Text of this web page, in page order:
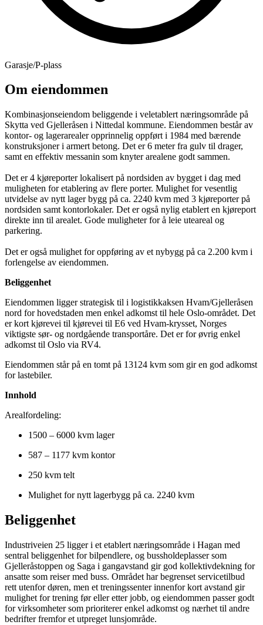
Garasje/P-plass
Om eiendommen
Kombinasjonseiendom beliggende i veletablert næringsområde på
Skytta ved Gjelleråsen i Nittedal kommune. Eiendommen består av
kontor- og lagerarealer opprinnelig oppført i 1984 med bærende
konstruksjoner i armert betong. Det er 6 meter fra gulv til drager,
samt en effektiv messanin som knyter arealene godt sammen.
Det er 4 kjøreporter lokalisert på nordsiden av bygget i dag med
muligheten for etablering av flere porter. Mulighet for vesentlig
utvidelse av nytt lager bygg på ca. 2240 kvm med 3 kjøreporter på
nordsiden samt kontorlokaler. Det er også nylig etablert en kjøreport
direkte inn til arealet. Gode muligheter for å leie uteareal og
parkering.
Det er også mulighet for oppføring av et nybygg på ca 2.200 kvm i
forlengelse av eiendommen.
Beliggenhet
Eiendommen ligger strategisk til i logistikkaksen Hvam/Gjelleråsen
nord for hovedstaden men enkel adkomst til hele Oslo-området. Det
er kort kjørevei til kjørevei til E6 ved Hvam-krysset, Norges
viktigste sør- og nordgående transportåre. Det er for øvrig enkel
adkomst til Oslo via RV4.
Eiendommen står på en tomt på 13124 kvm som gir en god adkomst
for lastebiler.
Innhold
Arealfordeling:
1500 – 6000 kvm lager
587 – 1177 kvm kontor
250 kvm telt
Mulighet for nytt lagerbygg på ca. 2240 kvm
Beliggenhet
Industriveien 25 ligger i et etablert næringsområde i Hagan med
sentral beliggenhet for bilpendlere, og bussholdeplasser som
Gjelleråstoppen og Saga i gangavstand gir god kollektivdekning for
ansatte som reiser med buss. Området har begrenset servicetilbud
rett utenfor døren, men et treningssenter innenfor kort avstand gir
mulighet for trening før eller etter jobb, og eiendommen passer godt
for virksomheter som prioriterer enkel adkomst og nærhet til andre
bedrifter fremfor et utpreget lunsjområde.